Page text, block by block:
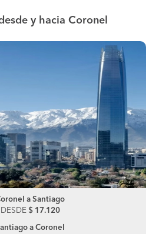
y hacia Coronel
a Santiago
DESDE $ 17.120
a Coronel